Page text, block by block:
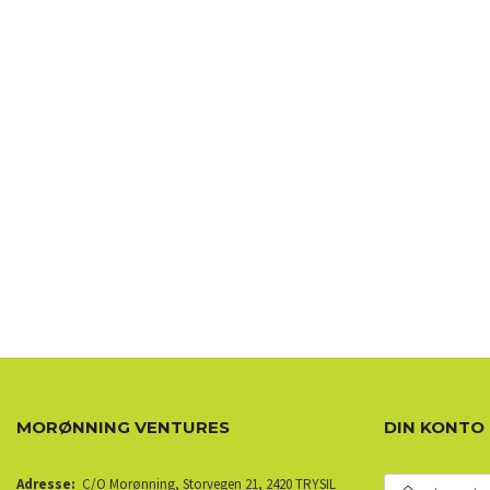
MORØNNING VENTURES
Adresse: C/O Morønning, Storvegen 21, 2420 TRYSIL
DIN KONTO